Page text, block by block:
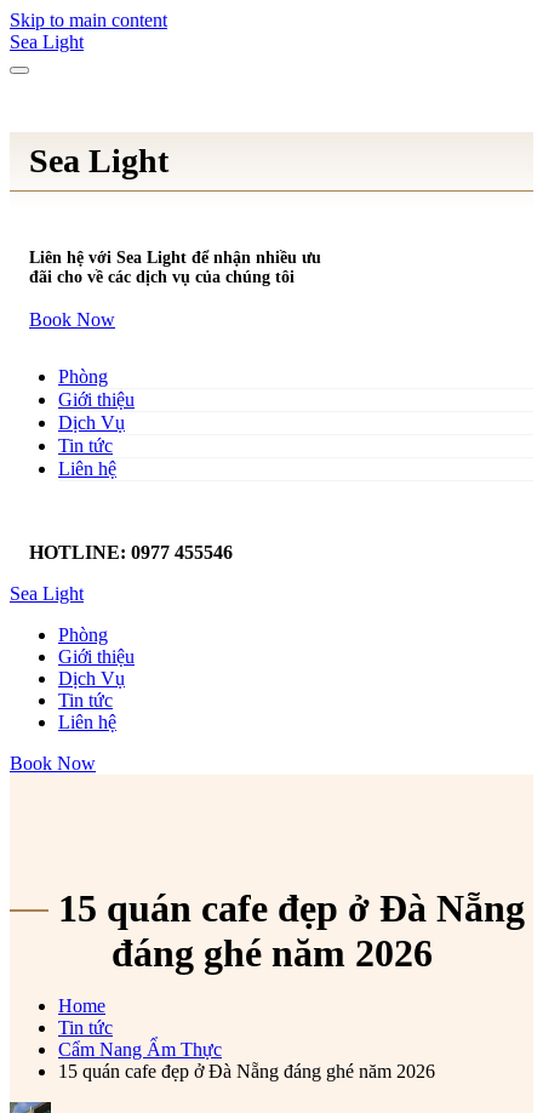
Skip to main content
Sea Light
Sea Light
Liên hệ với Sea Light để nhận nhiều ưu
đãi cho về các dịch vụ của chúng tôi
Book Now
Phòng
Giới thiệu
Dịch Vụ
Tin tức
Liên hệ
HOTLINE: 0977 455546
Sea Light
Phòng
Giới thiệu
Dịch Vụ
Tin tức
Liên hệ
Book Now
15 quán cafe đẹp ở Đà Nẵng
đáng ghé năm 2026
Home
Tin tức
Cẩm Nang Ẩm Thực
15 quán cafe đẹp ở Đà Nẵng đáng ghé năm 2026